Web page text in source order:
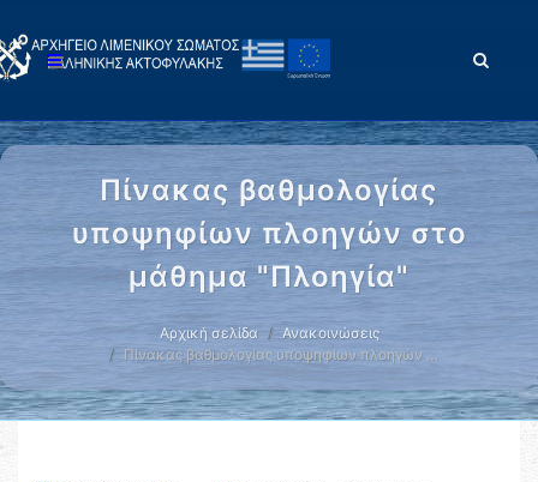
Πίνακας βαθμολογίας
υποψηφίων πλοηγών στο
μάθημα "Πλοηγία"
Αρχική σελίδα
Ανακοινώσεις
Πίνακας βαθμολογίας υποψηφίων πλοηγών …